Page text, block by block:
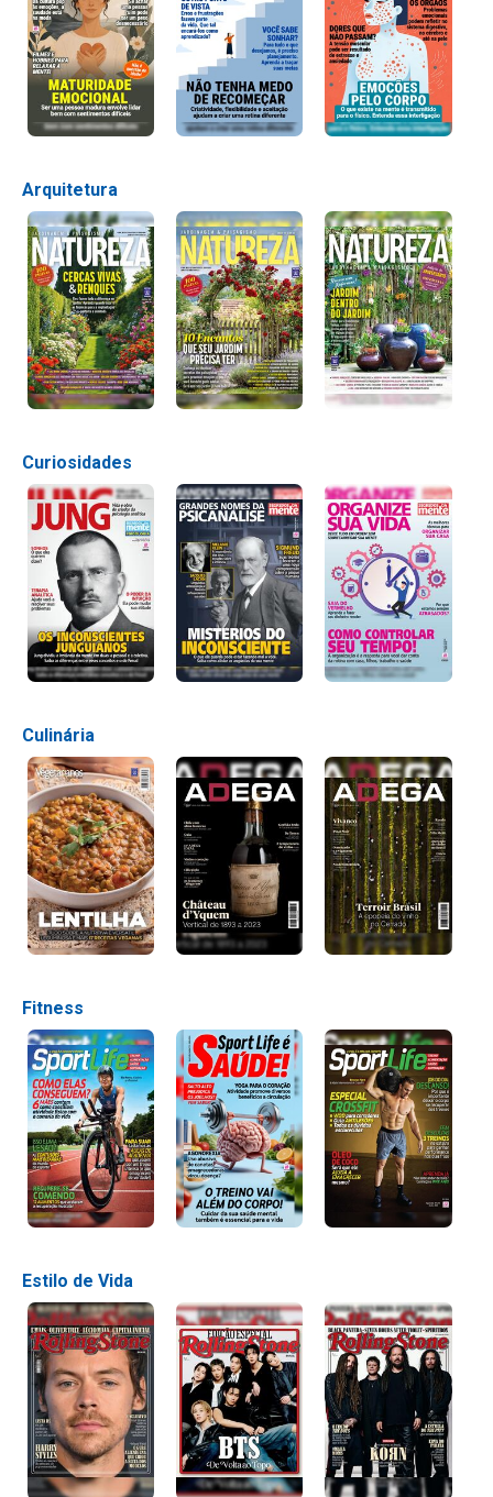
Arquitetura
Curiosidades
Culinária
Fitness
Estilo de Vida